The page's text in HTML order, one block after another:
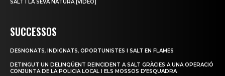
SALT I LA SEVA NATURA [VÍDEO]
SUCCESSOS
DESNONATS, INDIGNATS, OPORTUNISTES I SALT EN FLAMES
DETINGUT UN DELINQÜENT REINCIDENT A SALT GRÀCIES A UNA OPERACIÓ
CONJUNTA DE LA POLICIA LOCAL I ELS MOSSOS D’ESQUADRA